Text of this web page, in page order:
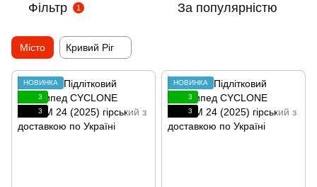
Фільтр 1 За популярністю
Місто Кривий Ріг
НОВИНКА
3
3
НОВИНКА
3
3